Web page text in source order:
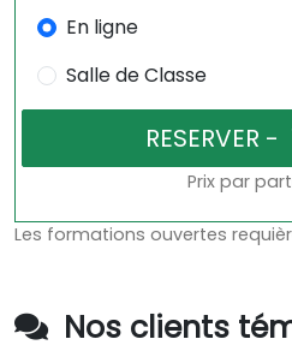
En ligne
Salle de Classe
Prix par
Les formations ouvertes
Nos clients